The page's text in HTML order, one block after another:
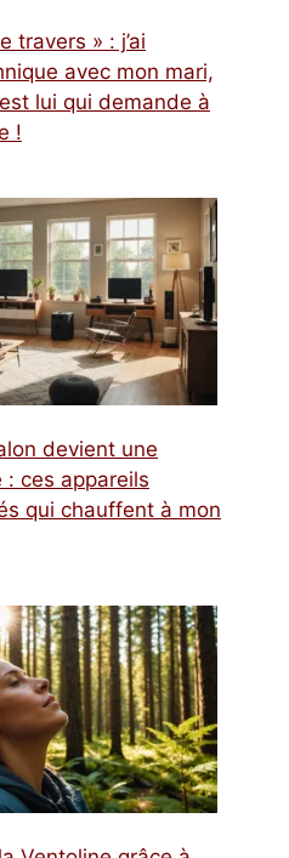
travers » : j’ai
avec mon mari,
lui qui demande à
!
devient une
ces appareils
qui chauffent à mon